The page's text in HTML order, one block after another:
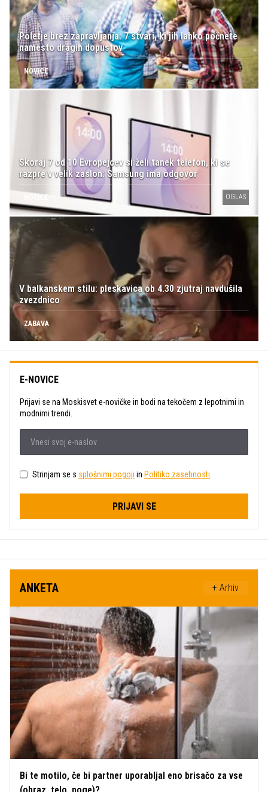
Poletje brez zapravljanja: 7 stvari, ki jih lahko počnete
namesto dragih dopustov
NOVICE
Skoraj 7 od 10 Evropejcev si želi tanek telefon, ki se
razpre v velik zaslon: Samsung ima odgovor
OGLAS
V balkanskem stilu: pleskavica ob 4.30 zjutraj navdušila
zvezdnico
ZABAVA
E-NOVICE
Prijavi se na Moskisvet e-novičke in bodi na tekočem z lepotnimi in
modnimi trendi.
Strinjam se s splošnimi pogoji in Politiko zasebnosti
PRIJAVI SE
ANKETA + Arhiv
Bi te motilo, če bi partner uporabljal eno brisačo za vse